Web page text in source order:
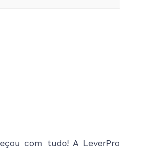
com tudo! A LeverPro